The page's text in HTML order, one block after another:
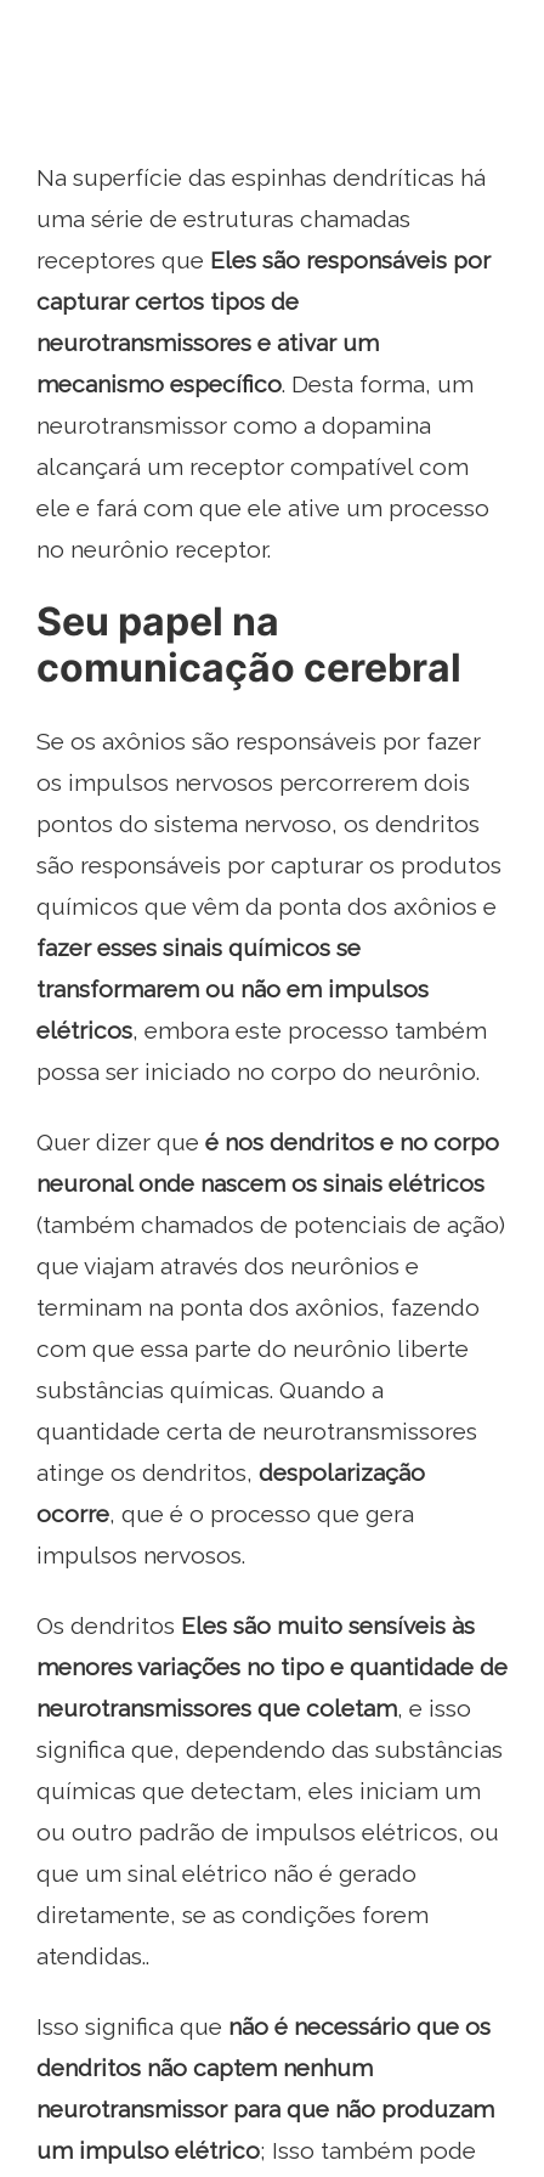
Na superfície das espinhas dendríticas há
uma série de estruturas chamadas
receptores que Eles são responsáveis ​​por
capturar certos tipos de
neurotransmissores e ativar um
mecanismo específico. Desta forma, um
neurotransmissor como a dopamina
alcançará um receptor compatível com
ele e fará com que ele ative um processo
no neurônio receptor.
Seu papel na
comunicação cerebral
Se os axônios são responsáveis ​​por fazer
os impulsos nervosos percorrerem dois
pontos do sistema nervoso, os dendritos
são responsáveis ​​por capturar os produtos
químicos que vêm da ponta dos axônios e
fazer esses sinais químicos se
transformarem ou não em impulsos
elétricos, embora este processo também
possa ser iniciado no corpo do neurônio.
Quer dizer que é nos dendritos e no corpo
neuronal onde nascem os sinais elétricos
(também chamados de potenciais de ação)
que viajam através dos neurônios e
terminam na ponta dos axônios, fazendo
com que essa parte do neurônio liberte
substâncias químicas. Quando a
quantidade certa de neurotransmissores
atinge os dendritos, despolarização
ocorre, que é o processo que gera
impulsos nervosos.
Os dendritos Eles são muito sensíveis às
menores variações no tipo e quantidade de
neurotransmissores que coletam, e isso
significa que, dependendo das substâncias
químicas que detectam, eles iniciam um
ou outro padrão de impulsos elétricos, ou
que um sinal elétrico não é gerado
diretamente, se as condições forem
atendidas..
Isso significa que não é necessário que os
dendritos não captem nenhum
neurotransmissor para que não produzam
um impulso elétrico; Isso também pode